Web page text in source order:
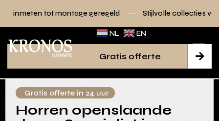
geregeld Stijlvolle collecties voor elk interieur
NL EN

Gratis offerte
Gratis offerte in 24 uur
Horren openslaande